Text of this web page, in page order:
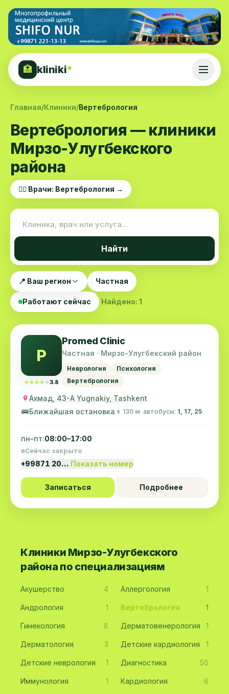
🏥 kliniki*
Главная/Клиники/Вертебрология
Вертебрология — клиники
Мирзо-Улугбекского
района
👨‍⚕️ Врачи: Вертебрология →
Найти
📍 Ваш регион Частная
Работают сейчас Найдено: 1
P
★★★★★
★★★★★3.8
Promed Clinic
Частная · Мирзо-Улугбекский район
Неврология
Психология
Вертебрология
Ахмад, 43-А Yugnakiy, Tashkent
🚌Ближайшая остановка 🚶 130 м· автобусы: 1, 17, 25
пн–пт:08:00–17:00
Сейчас закрыто
+99871 20… Показать номер
Записаться Подробнее
Клиники Мирзо-Улугбекского
района по специализациям
Акушерство 4 Аллергология 1
Андрология 1 Вертебрология 1
Гинекология 8 Дерматовенерология 1
Дерматология 3 Детские кардиология 1
Детские неврология 1 Диагностика 50
Иммунология 1 Кардиология 6